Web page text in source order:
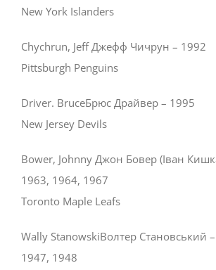
New York Islanders
Chychrun, Jeff Джефф Чичрун – 1992
Pittsburgh Penguins
Driver. BruceБрюс Драйвер – 1995
New Jersey Devils
Bower, Johnny Джон Бовер (Іван
1963, 1964, 1967
Toronto Maple Leafs
Wally StanowskiВолтер Становський
1947, 1948